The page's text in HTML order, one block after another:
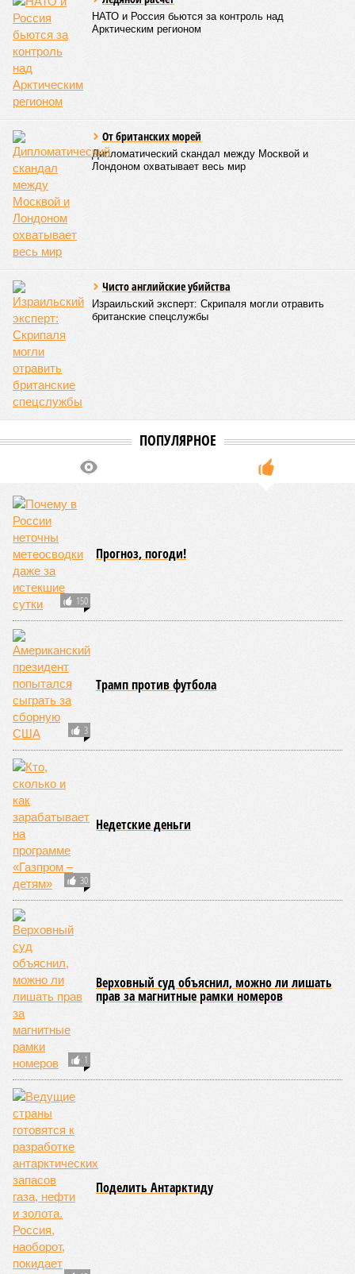
НАТО и Россия бьются за контроль над
Арктическим регионом
От британских морей
Дипломатический скандал между Москвой и
Лондоном охватывает весь мир
Чисто английские убийства
Израильский эксперт: Скрипаля могли отравить
британские спецслужбы
ПОПУЛЯРНОЕ
150
Прогноз, погоди!
3
Трамп против футбола
30
Недетские деньги
1
Верховный суд объяснил, можно ли лишать
прав за магнитные рамки номеров
Поделить Антарктиду